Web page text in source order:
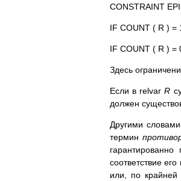
CONSTRAINT
IF COUNT ( R ) =
IF COUNT ( R ) =
Здесь
Если в relvarR
должен
Другими
термин
соответствие
или, по крайней